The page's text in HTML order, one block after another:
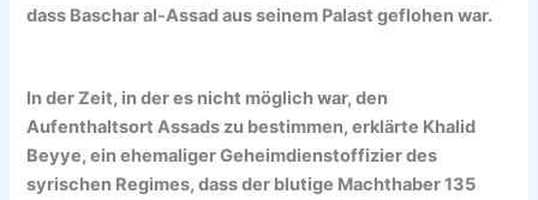
dass Baschar al-Assad aus seinem Palast geflohen war.
In der Zeit, in der es nicht möglich war, den
Aufenthaltsort Assads zu bestimmen, erklärte Khalid
Beyye, ein ehemaliger Geheimdienstoffizier des
syrischen Regimes, dass der blutige Machthaber 135